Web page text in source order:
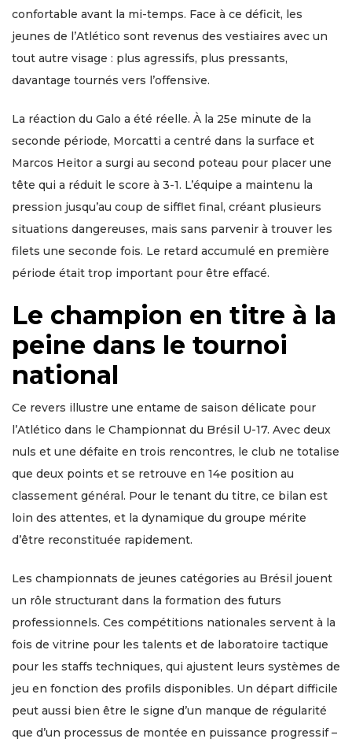
confortable avant la mi-temps. Face à ce déficit, les
jeunes de l’Atlético sont revenus des vestiaires avec un
tout autre visage : plus agressifs, plus pressants,
davantage tournés vers l’offensive.
La réaction du Galo a été réelle. À la 25e minute de la
seconde période, Morcatti a centré dans la surface et
Marcos Heitor a surgi au second poteau pour placer une
tête qui a réduit le score à 3-1. L’équipe a maintenu la
pression jusqu’au coup de sifflet final, créant plusieurs
situations dangereuses, mais sans parvenir à trouver les
filets une seconde fois. Le retard accumulé en première
période était trop important pour être effacé.
Le champion en titre à la
peine dans le tournoi
national
Ce revers illustre une entame de saison délicate pour
l’Atlético dans le Championnat du Brésil U-17. Avec deux
nuls et une défaite en trois rencontres, le club ne totalise
que deux points et se retrouve en 14e position au
classement général. Pour le tenant du titre, ce bilan est
loin des attentes, et la dynamique du groupe mérite
d’être reconstituée rapidement.
Les championnats de jeunes catégories au Brésil jouent
un rôle structurant dans la formation des futurs
professionnels. Ces compétitions nationales servent à la
fois de vitrine pour les talents et de laboratoire tactique
pour les staffs techniques, qui ajustent leurs systèmes de
jeu en fonction des profils disponibles. Un départ difficile
peut aussi bien être le signe d’un manque de régularité
que d’un processus de montée en puissance progressif –